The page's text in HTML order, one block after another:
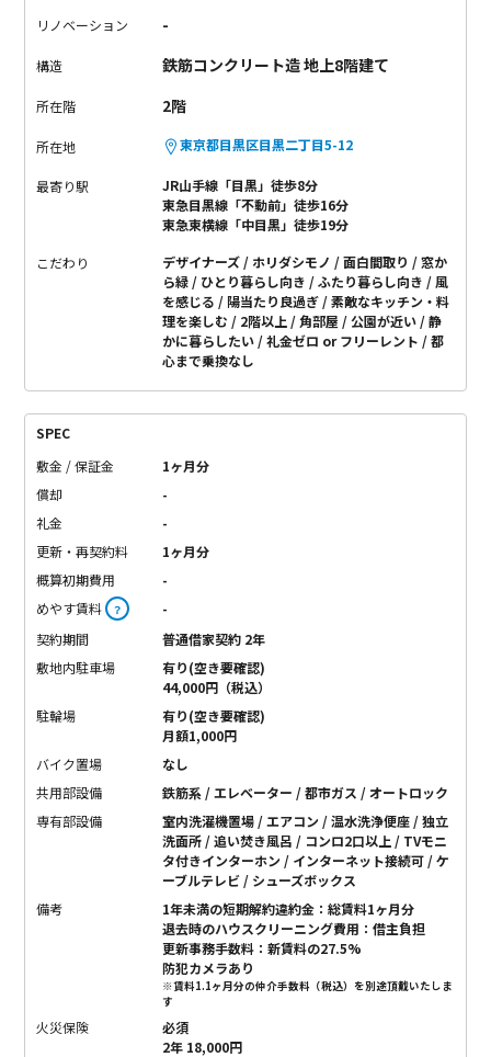
リノベーション -
構造 鉄筋コンクリート造 地上8階建て
所在階 2階
所在地 東京都目黒区目黒二丁目5-12
最寄り駅
JR山手線「目黒」徒歩8分
東急目黒線「不動前」徒歩16分
東急東横線「中目黒」徒歩19分
こだわり デザイナーズ ホリダシモノ 面白間取り
窓か
ら緑
ひとり暮らし向き ふたり暮らし向き
風
を感じる
陽当たり良過ぎ
素敵なキッチン・料
理を楽しむ
2階以上 角部屋 公園が近い
静
かに暮らしたい
礼金ゼロ or フリーレント
都
心まで乗換なし
SPEC
敷金 / 保証金
1ヶ月分
償却
-
礼金
-
更新・再契約料
1ヶ月分
概算初期費用
-
めやす賃料 ？
-
契約期間
普通借家契約 2年
敷地内駐車場
有り(空き要確認)
44,000円（税込）
駐輪場
有り(空き要確認)
月額1,000円
バイク置場
なし
共用部設備
鉄筋系 / エレベーター / 都市ガス / オートロック
専有部設備
室内洗濯機置場 / エアコン / 温水洗浄便座 / 独立
洗面所 / 追い焚き風呂 / コンロ2口以上 / TVモニ
タ付きインターホン / インターネット接続可 / ケ
ーブルテレビ / シューズボックス
備考
1年未満の短期解約違約金：総賃料1ヶ月分
退去時のハウスクリーニング費用：借主負担
更新事務手数料：新賃料の27.5%
防犯カメラあり
※賃料1.1ヶ月分の仲介手数料（税込）を別途頂戴いたしま
す
火災保険
必須
2年 18,000円